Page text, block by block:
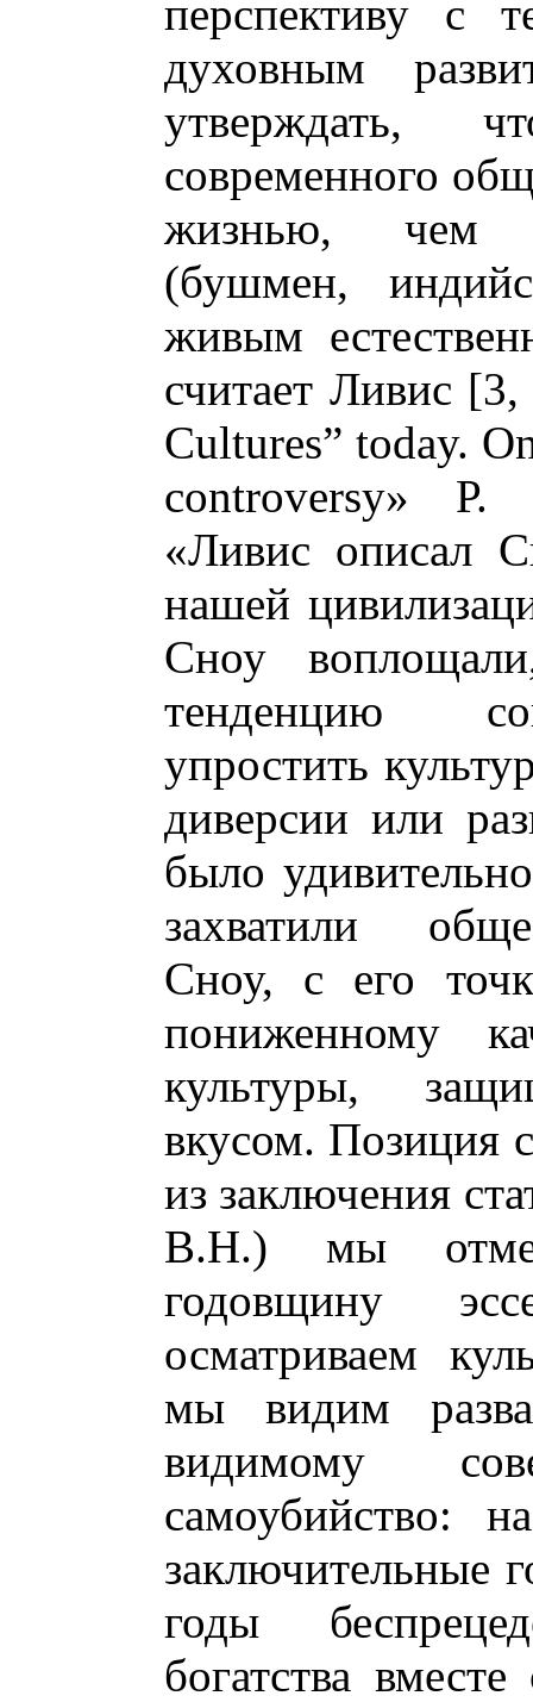
перспективу с
духовным
утверждать,
современного
жизнью, чем
(бушмен,
живым
считает Ливис
Cultures” today.
controversy» Р.
«Ливис описал
нашей
Сноу
тенденцию
упростить
диверсии или
было
захватили
Сноу, с его
пониженному
культуры,
вкусом. Позиция
из заключения
В.Н.) мы
годовщину
осматриваем
мы видим
видимому
самоубийство:
заключительные
годы
богатства